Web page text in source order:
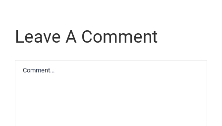
Leave A Comment
Comment